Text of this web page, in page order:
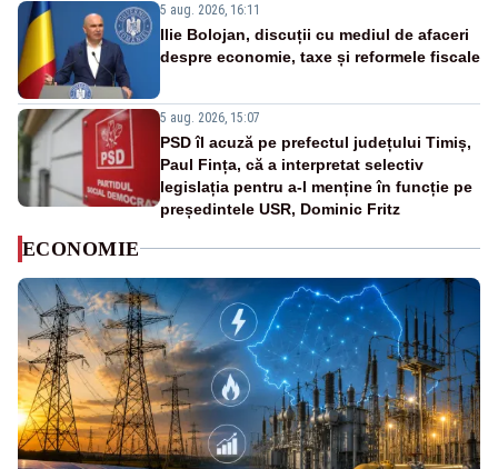
5 aug. 2026, 16:11
Ilie Bolojan, discuții cu mediul de afaceri
despre economie, taxe și reformele fiscale
5 aug. 2026, 15:07
PSD îl acuză pe prefectul județului Timiș,
Paul Fința, că a interpretat selectiv
legislația pentru a-l menține în funcție pe
președintele USR, Dominic Fritz
ECONOMIE